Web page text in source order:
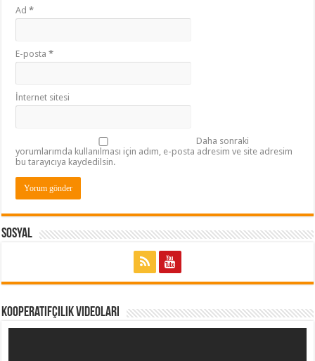
Ad*
E-posta*
İnternet sitesi
Daha sonraki
yorumlarımda kullanılması için adım, e-posta adresim ve site adresim
bu tarayıcıya kaydedilsin.
Sosyal
Kooperatifçilik Videoları